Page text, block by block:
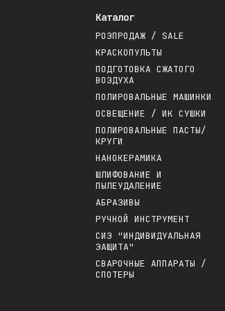
Каталог
РОЗПРОДАЖ / SALE
КРАСКОПУЛЬТЫ
ПОДГОТОВКА СЖАТОГО
ВОЗДУХА
ПОЛИРОВАЛЬНЫЕ МАШИНКИ
ОСВЕЩЕНИЕ / ИК СУШКИ
ПОЛИРОВАЛЬНЫЕ ПАСТЫ/
КРУГИ
НАНОКЕРАМИКА
ШЛИФОВАНИЕ И
ПЫЛЕУДАЛЕНИЕ
АБРАЗИВЫ
РУЧНОЙ ИНСТРУМЕНТ
СИЗ "ИНДИВИДУАЛЬНАЯ
ЗАЩИТА"
СВАРОЧНЫЕ АППАРАТЫ /
СПОТЕРЫ